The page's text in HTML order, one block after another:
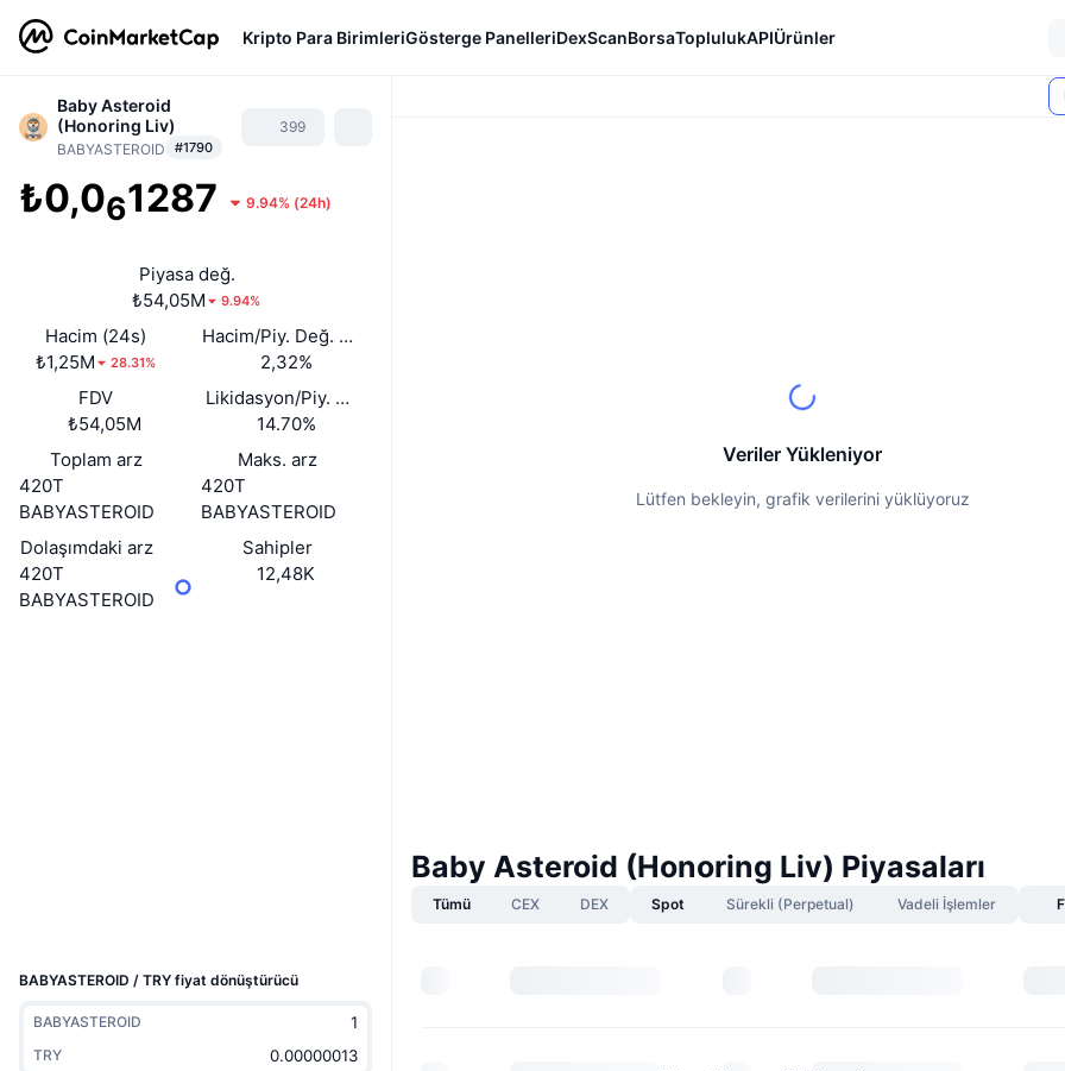
Kripto Para BirimleriGösterge PanelleriDexScanBorsaToplulukAPIÜrünler
Baby Asteroid
(Honoring Liv)
BABYASTEROID #1790
399
₺0,061287 9.94% (24h)
Piyasa değ.
₺54,05M
9.94%
Hacim (24s)
₺1,25M
28.31%
Hacim/Piy. Değ. (24s)
2,32%
FDV
₺54,05M
Likidasyon/Piy. Değ.
14.70%
Toplam arz
420T
BABYASTEROID
Maks. arz
420T
BABYASTEROID
Dolaşımdaki arz
420T
BABYASTEROID
Sahipler
12,48K
BABYASTEROID / TRY fiyat dönüştürücü
BABYASTEROID
TRY
Veriler Yükleniyor
Lütfen bekleyin, grafik verilerini yüklüyoruz
Baby Asteroid (Honoring Liv) Piyasaları
Tümü CEX DEX Spot Sürekli (Perpetual) Vadeli İşlemler